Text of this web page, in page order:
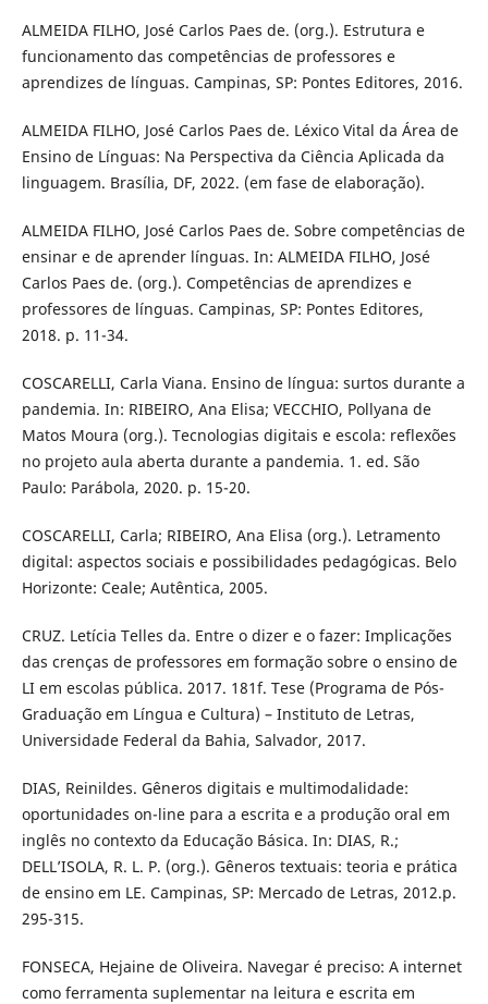
ALMEIDA FILHO, José Carlos Paes de. (org.). Estrutura e
funcionamento das competências de professores e
aprendizes de línguas. Campinas, SP: Pontes Editores, 2016.
ALMEIDA FILHO, José Carlos Paes de. Léxico Vital da Área de
Ensino de Línguas: Na Perspectiva da Ciência Aplicada da
linguagem. Brasília, DF, 2022. (em fase de elaboração).
ALMEIDA FILHO, José Carlos Paes de. Sobre competências de
ensinar e de aprender línguas. In: ALMEIDA FILHO, José
Carlos Paes de. (org.). Competências de aprendizes e
professores de línguas. Campinas, SP: Pontes Editores,
2018. p. 11-34.
COSCARELLI, Carla Viana. Ensino de língua: surtos durante a
pandemia. In: RIBEIRO, Ana Elisa; VECCHIO, Pollyana de
Matos Moura (org.). Tecnologias digitais e escola: reflexões
no projeto aula aberta durante a pandemia. 1. ed. São
Paulo: Parábola, 2020. p. 15-20.
COSCARELLI, Carla; RIBEIRO, Ana Elisa (org.). Letramento
digital: aspectos sociais e possibilidades pedagógicas. Belo
Horizonte: Ceale; Autêntica, 2005.
CRUZ. Letícia Telles da. Entre o dizer e o fazer: Implicações
das crenças de professores em formação sobre o ensino de
LI em escolas pública. 2017. 181f. Tese (Programa de Pós-
Graduação em Língua e Cultura) – Instituto de Letras,
Universidade Federal da Bahia, Salvador, 2017.
DIAS, Reinildes. Gêneros digitais e multimodalidade:
oportunidades on-line para a escrita e a produção oral em
inglês no contexto da Educação Básica. In: DIAS, R.;
DELL’ISOLA, R. L. P. (org.). Gêneros textuais: teoria e prática
de ensino em LE. Campinas, SP: Mercado de Letras, 2012.p.
295-315.
FONSECA, Hejaine de Oliveira. Navegar é preciso: A internet
como ferramenta suplementar na leitura e escrita em